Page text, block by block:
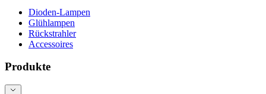
Dioden-Lampen
Glühlampen
Rückstrahler
Accessoires
Produkte